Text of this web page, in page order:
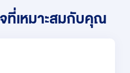
ที่เหมาะสมกับคุณ